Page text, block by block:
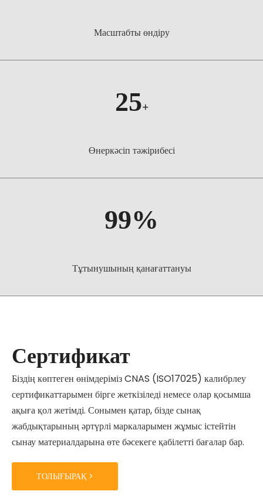
Масштабты өндіру
25+
Өнеркәсіп тәжірибесі
99%
Тұтынушының қанағаттануы
Сертификат
Біздің көптеген өнімдеріміз CNAS (ISO17025) калибрлеу
сертификаттарымен бірге жеткізіледі немесе олар қосымша
ақыға қол жетімді. Сонымен қатар, бізде сынақ
жабдықтарының әртүрлі маркаларымен жұмыс істейтін
сынау материалдарына өте бәсекеге қабілетті бағалар бар.
ТОЛЫҒЫРАҚ >